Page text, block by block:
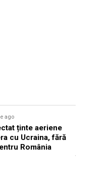
ago
ținte aeriene
cu Ucraina, fără
România